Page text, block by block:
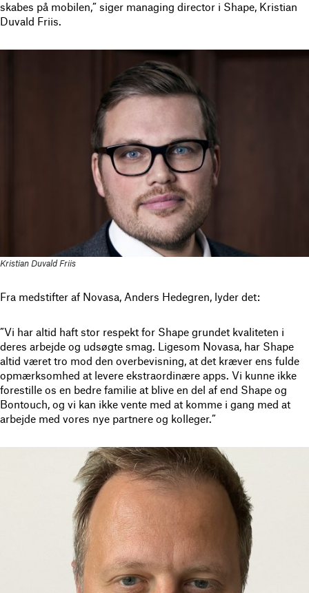
skabes på mobilen,” siger managing director i Shape, Kristian
Duvald Friis.
Kristian Duvald Friis
Fra medstifter af Novasa, Anders Hedegren, lyder det:
”Vi har altid haft stor respekt for Shape grundet kvaliteten i
deres arbejde og udsøgte smag. Ligesom Novasa, har Shape
altid været tro mod den overbevisning, at det kræver ens fulde
opmærksomhed at levere ekstraordinære apps. Vi kunne ikke
forestille os en bedre familie at blive en del af end Shape og
Bontouch, og vi kan ikke vente med at komme i gang med at
arbejde med vores nye partnere og kolleger.”